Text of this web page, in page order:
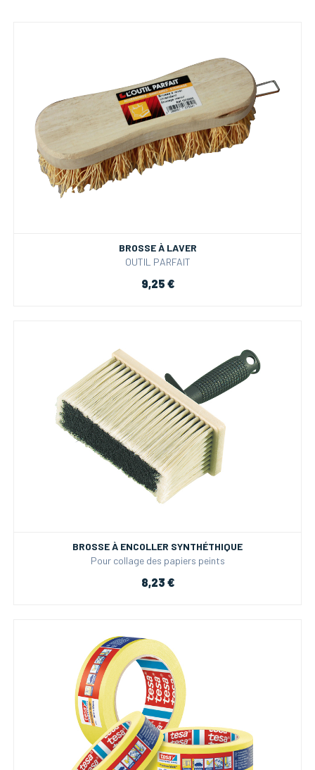
BROSSE À LAVER
OUTIL PARFAIT
9,25 €
BROSSE À ENCOLLER SYNTHÉTHIQUE
Pour collage des papiers peints
8,23 €